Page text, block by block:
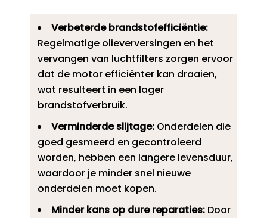
Verbeterde brandstofefficiëntie:
Regelmatige olieverversingen en het
vervangen van luchtfilters zorgen ervoor
dat de motor efficiënter kan draaien,
wat resulteert in een lager
brandstofverbruik.​
Verminderde slijtage:Onderdelen die
goed gesmeerd en gecontroleerd
worden, hebben een langere levensduur,
waardoor je minder snel nieuwe
onderdelen moet kopen.​
Minder kans op dure reparaties:Door